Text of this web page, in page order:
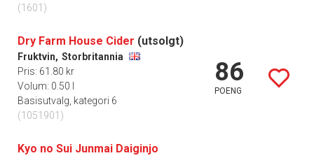
(1601)
Dry Farm House Cider (utsolgt)
Fruktvin, Storbritannia
Pris: 61.80 kr
Volum: 0.50 l
Basisutvalg, kategori 6
(1051901)
86
POENG
Kyo no Sui Junmai Daiginjo